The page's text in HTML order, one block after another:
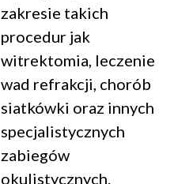
zakresie takich
procedur jak
witrektomia, leczenie
wad refrakcji, chorób
siatkówki oraz innych
specjalistycznych
zabiegów
okulistycznych.